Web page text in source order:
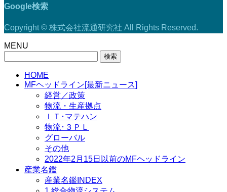
Google検索
Copyright © 株式会社流通研究社 All Rights Reserved.
MENU
HOME
MFヘッドライン[最新ニュース]
経営／政策
物流・生産拠点
ＩＴ･マテハン
物流･３ＰＬ
グローバル
その他
2022年2月15日以前のMFヘッドライン
産業名鑑
産業名鑑INDEX